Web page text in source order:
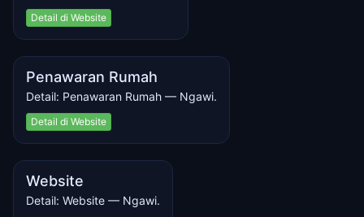
Detail di Website
Penawaran Rumah
Detail: Penawaran Rumah — Ngawi.
Detail di Website
Website
Detail: Website — Ngawi.